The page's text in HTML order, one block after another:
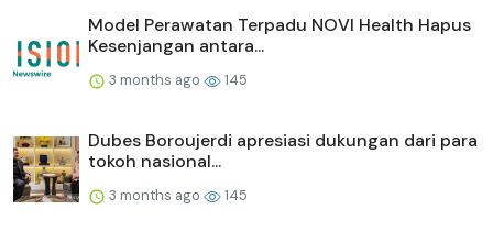
Model Perawatan Terpadu NOVI Health Hapus
Kesenjangan antara...
3 months ago 145
Dubes Boroujerdi apresiasi dukungan dari para
tokoh nasional...
3 months ago 145